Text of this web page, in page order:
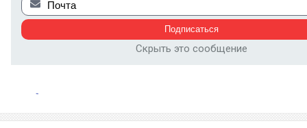
Скрыть это сообщение